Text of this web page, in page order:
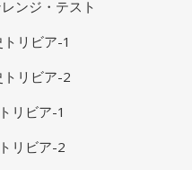
ンジ・テスト
リビア-1
リビア-2
リビア-1
リビア-2